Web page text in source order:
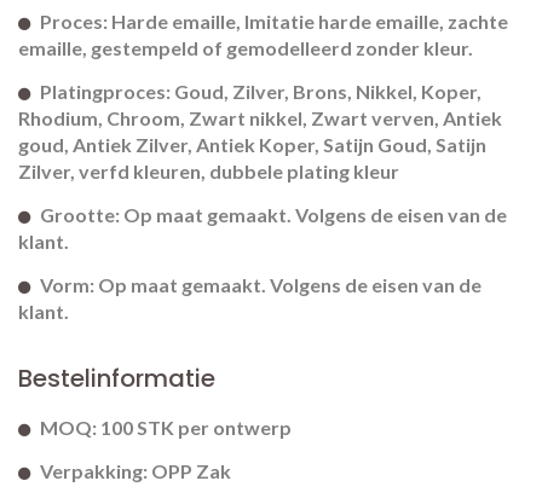
Proces: Harde emaille, Imitatie harde emaille, zachte
emaille, gestempeld of gemodelleerd zonder kleur.
Platingproces: Goud, Zilver, Brons, Nikkel, Koper,
Rhodium, Chroom, Zwart nikkel, Zwart verven, Antiek
goud, Antiek Zilver, Antiek Koper, Satijn Goud, Satijn
Zilver, verfd kleuren, dubbele plating kleur
Grootte: Op maat gemaakt. Volgens de eisen van de
klant.
Vorm: Op maat gemaakt. Volgens de eisen van de
klant.
Bestelinformatie
MOQ: 100 STK per ontwerp
Verpakking: OPP Zak